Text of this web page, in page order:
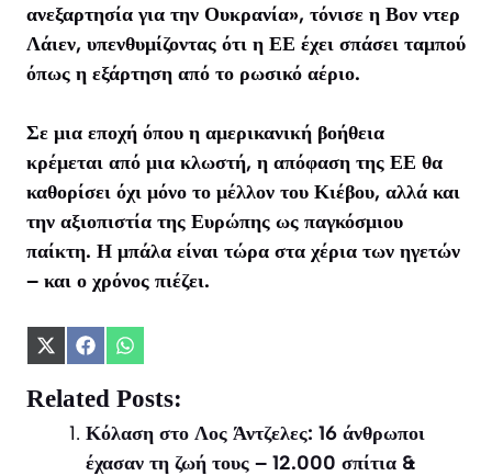
ανεξαρτησία για την Ουκρανία», τόνισε η Βον ντερ
Λάιεν, υπενθυμίζοντας ότι η ΕΕ έχει σπάσει ταμπού
όπως η εξάρτηση από το ρωσικό αέριο.
Σε μια εποχή όπου η αμερικανική βοήθεια
κρέμεται από μια κλωστή, η απόφαση της ΕΕ θα
καθορίσει όχι μόνο το μέλλον του Κιέβου, αλλά και
την αξιοπιστία της Ευρώπης ως παγκόσμιου
παίκτη. Η μπάλα είναι τώρα στα χέρια των ηγετών
– και ο χρόνος πιέζει.
Share
X
(Twitter)
Share
Facebook
Share
WhatsApp
Related Posts:
Κόλαση στο Λος Άντζελες: 16 άνθρωποι
έχασαν τη ζωή τους – 12.000 σπίτια &